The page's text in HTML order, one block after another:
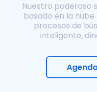
Nuestro poderoso
basado en la
procesos de
inteligente,